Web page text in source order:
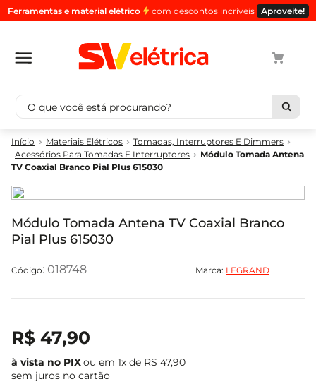
Ferramentas e material elétrico com descontos incríveis Aproveite!
O que você está procurando?
Materiais Elétricos
Tomadas, Interruptores E Dimmers
Acessórios Para Tomadas E Interruptores
Módulo Tomada Antena
TV Coaxial Branco Pial Plus 615030
Módulo Tomada Antena TV Coaxial Branco
Pial Plus 615030
: 018748 Marca: LEGRAND
R$ 47,90
ou em 1x de R$ 47,90
sem juros no cartão
Termos mais buscados
1º
cabo
2º
luminaria
4º
cabo pp